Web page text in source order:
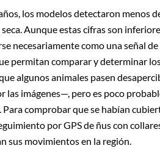
los modelos detectaron menos
Aunque estas cifras son
necesariamente como una señal
permitan comparar y determinar
algunos animales pasen
las imágenes—, pero es poco
comprobar que se habían
por GPS de ñus con
sus movimientos en la región.